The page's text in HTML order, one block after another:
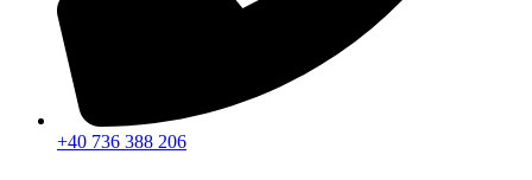
+40 736 388 206